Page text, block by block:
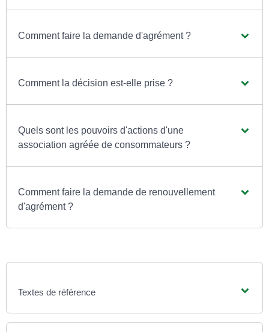
Comment faire la demande d'agrément ?
Comment la décision est-elle prise ?
Quels sont les pouvoirs d'actions d'une
association agréée de consommateurs ?
Comment faire la demande de renouvellement
d'agrément ?
Textes de référence